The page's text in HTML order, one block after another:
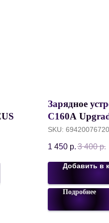
Зарядное
C160A
2C+U +
C 1 метр,
SKU:
1 450 р. 3 400 р.
Добавить в
Подробнее